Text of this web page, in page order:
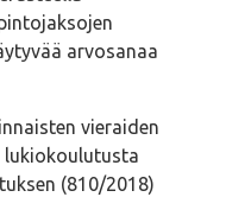
arvosanaa
vieraiden
lukiokoulutusta
(810/2018)